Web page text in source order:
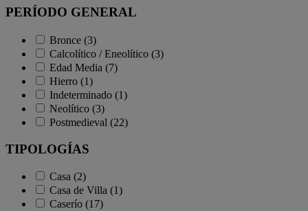
PERÍODO GENERAL
Bronce (3)
Calcolítico / Eneolítico (3)
Edad Media (7)
Hierro (1)
Indeterminado (1)
Neolítico (3)
Postmedieval (22)
TIPOLOGÍAS
Casa (2)
Casa de Villa (1)
Caserío (17)